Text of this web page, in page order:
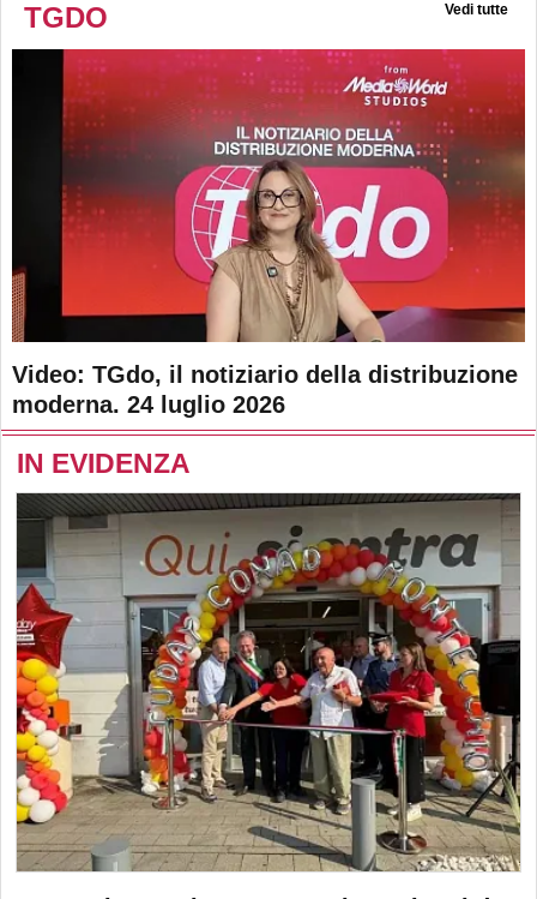
TGDO Vedi tutte
Video: TGdo, il notiziario della distribuzione
moderna. 24 luglio 2026
IN EVIDENZA